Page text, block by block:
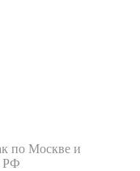
по Москве и
РФ